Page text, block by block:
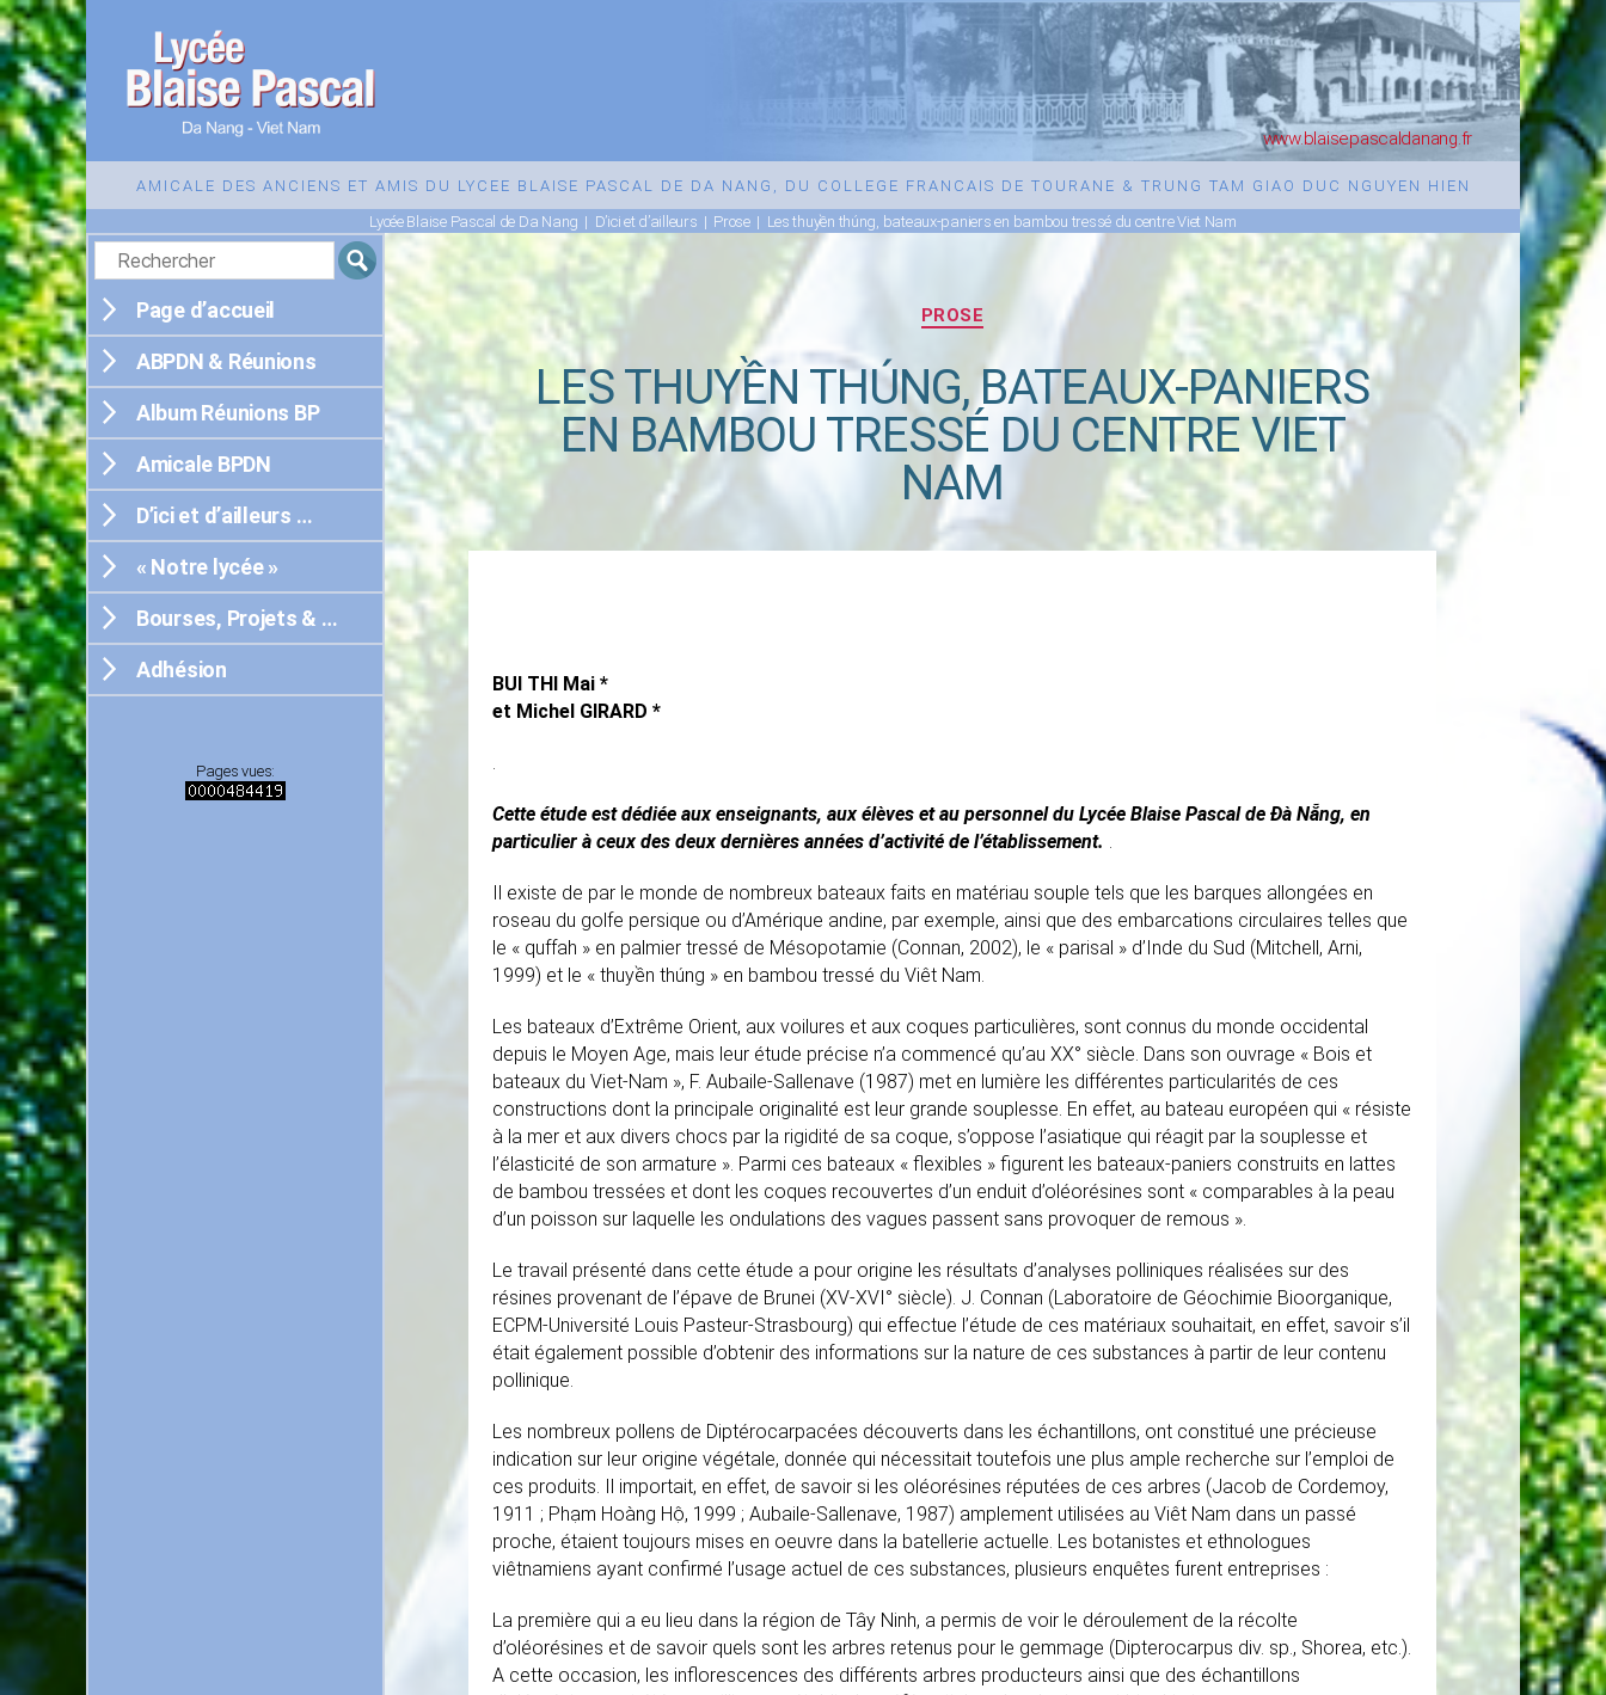
Blaise
de
Da
Nang
www.blaisepascaldanang.fr
AMICALE DES ANCIENS ET AMIS DU LYCEE BLAISE PASCAL DE DA NANG, DU COLLEGE FRANCAIS DE TOURANE & TRUNG TAM GIAO DUC NGUYEN HIEN
Lycée Blaise Pascal de Da Nang | D’ici et d’ailleurs | Prose| Les thuyền thúng, bateaux-paniers en bambou tressé du centre Viet Nam
Page d’accueil
ABPDN & Réunions
Album Réunions BP
Amicale BPDN
D’ici et d’ailleurs …
« Notre lycée »
Bourses, Projets & …
Adhésion
Pages vues:
Catégories
PROSE
LES THUYỀN THÚNG, BATEAUX-PANIERS
EN BAMBOU TRESSÉ DU CENTRE VIET
NAM
BUI THI Mai *
et Michel GIRARD *
Cette étude est dédiée aux enseignants, aux élèves et au personnel du Lycée Blaise Pascal de Ðà Nẵng, en
particulier à ceux des deux dernières années d’activité de l’établissement.
Il existe de par le monde de nombreux bateaux faits en matériau souple tels que les barques allongées en
roseau du golfe persique ou d’Amérique andine, par exemple, ainsi que des embarcations circulaires telles que
le « quffah » en palmier tressé de Mésopotamie (Connan, 2002), le « parisal » d’Inde du Sud (Mitchell, Arni,
1999) et le « thuyền thúng » en bambou tressé du Viêt Nam.
Les bateaux d’Extrême Orient, aux voilures et aux coques particulières, sont connus du monde occidental
depuis le Moyen Age, mais leur étude précise n’a commencé qu’au XX° siècle. Dans son ouvrage « Bois et
bateaux du Viet-Nam », F. Aubaile-Sallenave (1987) met en lumière les différentes particularités de ces
constructions dont la principale originalité est leur grande souplesse. En effet, au bateau européen qui « résiste
à la mer et aux divers chocs par la rigidité de sa coque, s’oppose l’asiatique qui réagit par la souplesse et
l’élasticité de son armature ». Parmi ces bateaux « flexibles » figurent les bateaux-paniers construits en lattes
de bambou tressées et dont les coques recouvertes d’un enduit d’oléorésines sont « comparables à la peau
d’un poisson sur laquelle les ondulations des vagues passent sans provoquer de remous ».
Le travail présenté dans cette étude a pour origine les résultats d’analyses polliniques réalisées sur des
résines provenant de l’épave de Brunei (XV-XVI° siècle). J. Connan (Laboratoire de Géochimie Bioorganique,
ECPM-Université Louis Pasteur-Strasbourg) qui effectue l’étude de ces matériaux souhaitait, en effet, savoir s’il
était également possible d’obtenir des informations sur la nature de ces substances à partir de leur contenu
pollinique.
Les nombreux pollens de Diptérocarpacées découverts dans les échantillons, ont constitué une précieuse
indication sur leur origine végétale, donnée qui nécessitait toutefois une plus ample recherche sur l’emploi de
ces produits. Il importait, en effet, de savoir si les oléorésines réputées de ces arbres (Jacob de Cordemoy,
1911 ; Phạm Hoàng Hộ, 1999 ; Aubaile-Sallenave, 1987) amplement utilisées au Viêt Nam dans un passé
proche, étaient toujours mises en oeuvre dans la batellerie actuelle. Les botanistes et ethnologues
viêtnamiens ayant confirmé l’usage actuel de ces substances, plusieurs enquêtes furent entreprises :
La première qui a eu lieu dans la région de Tây Ninh, a permis de voir le déroulement de la récolte
d’oléorésines et de savoir quels sont les arbres retenus pour le gemmage (Dipterocarpus div. sp., Shorea, etc.).
A cette occasion, les inflorescences des différents arbres producteurs ainsi que des échantillons